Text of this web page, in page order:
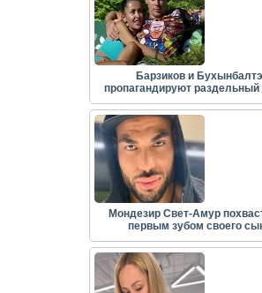
Барзиков и Бухынбалтэ
пропагандируют
Мондезир Свет-Амур
первым зубом своего